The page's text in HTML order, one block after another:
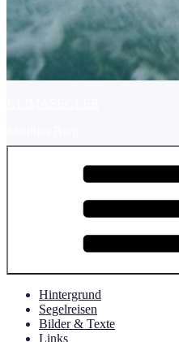
Hintergrund
Segelreisen
Bilder & Texte
Links